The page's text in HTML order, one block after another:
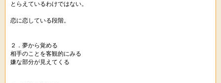
とらえているわけではない。
恋に恋している段階。
２．夢から覚める
相手のことを客観的にみる
嫌な部分が見えてくる